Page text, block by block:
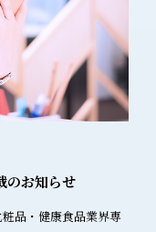
的にSNS運用の法的
ルールを理解し、適
効果的なSNSマーケ
さい。最新の法令改
応期
表示物の対応が必要
にとって大きな変化
ートをします」とい
す。 医薬品的
のお知らせ